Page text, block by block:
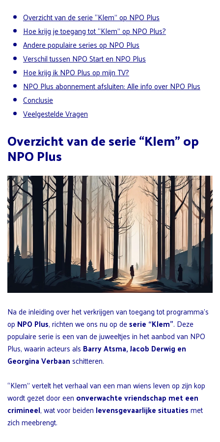
Overzicht van de serie “Klem” op NPO Plus
Hoe krijg je toegang tot “Klem” op NPO Plus?
Andere populaire series op NPO Plus
Verschil tussen NPO Start en NPO Plus
Hoe krijg ik NPO Plus op mijn TV?
NPO Plus abonnement afsluiten: Alle info over NPO Plus
Conclusie
Veelgestelde Vragen
Overzicht van de serie “Klem” op
NPO Plus
Na de inleiding over het verkrijgen van toegang tot programma’s
op NPO Plus, richten we ons nu op deserie “Klem”. Deze
populaire serie is een van de juweeltjes in het aanbod van NPO
Plus, waarin acteurs als Barry Atsma, Jacob Derwig en
Georgina Verbaanschitteren.
“Klem” vertelt het verhaal van een man wiens leven op zijn kop
wordt gezet door een onverwachte vriendschap met een
crimineel, wat voor beiden levensgevaarlijke situatiesmet
zich meebrengt.